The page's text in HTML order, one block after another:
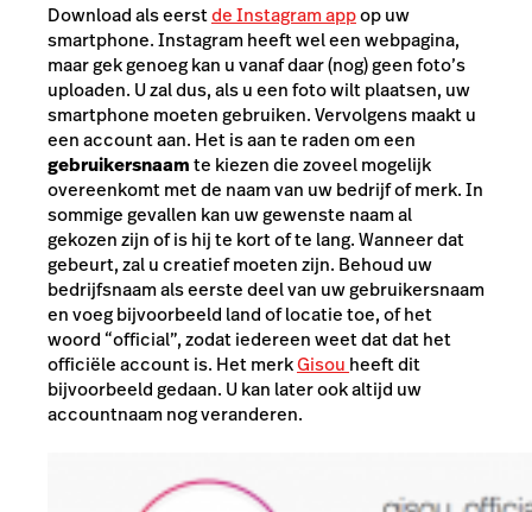
Download als eerstde Instagram appop uw
smartphone. Instagram heeft wel een webpagina,
maar gek genoeg kan u vanaf daar (nog) geen foto’s
uploaden. U zal dus, als u een foto wilt plaatsen, uw
smartphone moeten gebruiken. Vervolgens maakt u
een account aan. Het is aan te raden om een
gebruikersnaamte kiezen die zoveel mogelijk
overeenkomt met de naam van uw bedrijf of merk. In
sommige gevallen kan uw gewenste naam al
gekozen zijn of is hij te kort of te lang. Wanneer dat
gebeurt, zal u creatief moeten zijn. Behoud uw
bedrijfsnaam als eerste deel van uw gebruikersnaam
en voeg bijvoorbeeld land of locatie toe, of het
woord “official”, zodat iedereen weet dat dat het
officiële account is. Het merkGisou heeft dit
bijvoorbeeld gedaan. U kan later ook altijd uw
accountnaam nog veranderen.